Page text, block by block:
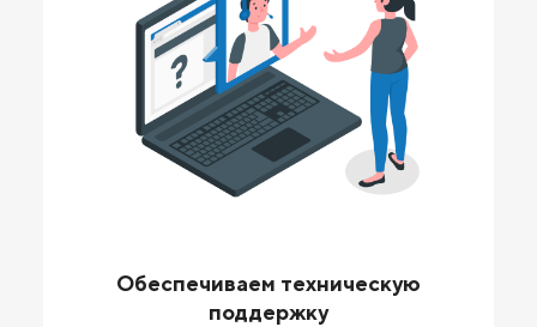
Обеспечиваем техническую
поддержку